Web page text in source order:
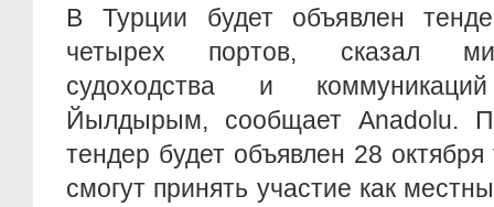
В Турции будет объявлен
четырех портов, сказал
судоходства и
Йылдырым, сообщает Anadolu.
тендер будет объявлен 28
смогут принять участие как